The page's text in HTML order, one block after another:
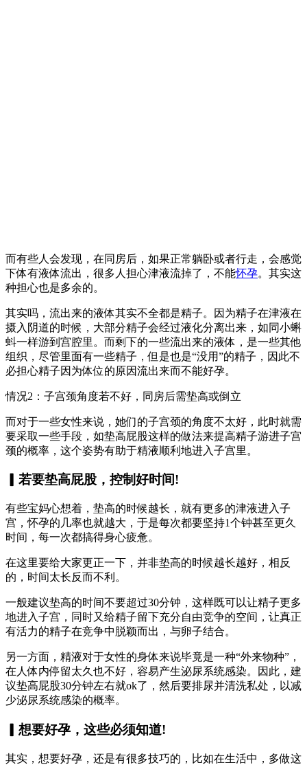
而有些人会发现，在同房后，如果正常躺卧或者行走，会感觉
下体有液体流出，很多人担心津液流掉了，不能怀孕。其实这
种担心也是多余的。
其实吗，流出来的液体其实不全都是精子。因为精子在津液在
摄入阴道的时候，大部分精子会经过液化分离出来，如同小蝌
蚪一样游到宫腔里。而剩下的一些流出来的液体，是一些其他
组织，尽管里面有一些精子，但是也是“没用”的精子，因此不
必担心精子因为体位的原因流出来而不能好孕。
情况2：子宫颈角度若不好，同房后需垫高或倒立
而对于一些女性来说，她们的子宫颈的角度不太好，此时就需
要采取一些手段，如垫高屁股这样的做法来提高精子游进子宫
颈的概率，这个姿势有助于精液顺利地进入子宫里。
▎若要垫高屁股，控制好时间!
有些宝妈心想着，垫高的时候越长，就有更多的津液进入子
宫，怀孕的几率也就越大，于是每次都要坚持1个钟甚至更久
时间，每一次都搞得身心疲惫。
在这里要给大家更正一下，并非垫高的时候越长越好，相反
的，时间太长反而不利。
一般建议垫高的时间不要超过30分钟，这样既可以让精子更多
地进入子宫，同时又给精子留下充分自由竞争的空间，让真正
有活力的精子在竞争中脱颖而出，与卵子结合。
另一方面，精液对于女性的身体来说毕竟是一种“外来物种”，
在人体内停留太久也不好，容易产生泌尿系统感染。因此，建
议垫高屁股30分钟左右就ok了，然后要排尿并清洗私处，以减
少泌尿系统感染的概率。
▎想要好孕，这些必须知道!
其实，想要好孕，还是有很多技巧的，比如在生活中，多做这